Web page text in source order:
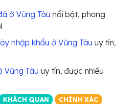
ở Vũng Tàu nổi bật, phong
nhập khẩu ở Vũng Tàu uy tín,
Vũng Tàu uy tín, được nhiều
KHÁCH QUAN CHÍNH XÁC